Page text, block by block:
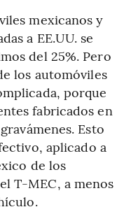
mexicanos y
a EE.UU. se
del 25%. Pero
los automóviles
porque
fabricados en
Esto
aplicado a
de los
T-MEC, a menos